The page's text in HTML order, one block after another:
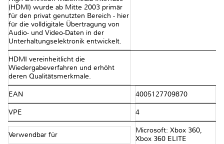
(HDMI) wurde ab Mitte 2003 primär
für den privat genutzten Bereich - hier
für die volldigitale Übertragung von
Audio- und Video-Daten in der
Unterhaltungselektronik entwickelt.
HDMI vereinheitlicht die
Wiedergabeverfahren und erhöht
deren Qualitätsmerkmale.
EAN 4005127709870
VPE 4
Verwendbar für
Microsoft: Xbox 360,
Xbox 360 ELITE